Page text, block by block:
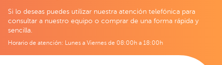
Si lo deseas puedes utilizar nuestra atención telefónica para
consultar a nuestro equipo o comprar de una forma rápida y
sencilla.
Horario de atención: Lunes a Viernes de 08:00h a 18:00h